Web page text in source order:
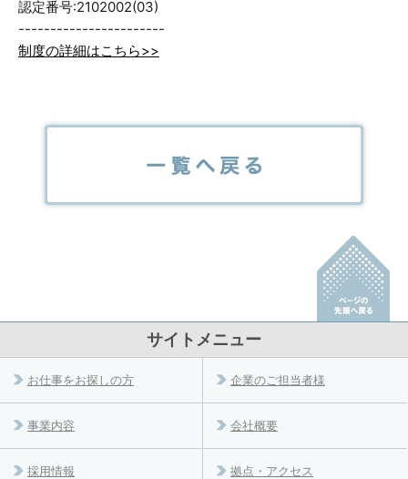
認定番号:2102002(03)
-----------------------
制度の詳細はこちら>>
サイトメニュー
お仕事をお探しの方 企業のご担当者様
事業内容 会社概要
採用情報 拠点・アクセス